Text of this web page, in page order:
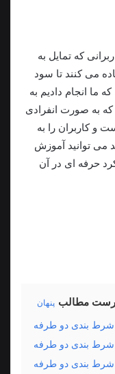
که تمایل به
می کنند تا سود
ما انجام دادیم به
که به صورت انفرادی
و کاربران را به
می توانید آموزش
حرفه‌ ای در آن
مطالب پنهان
شرط بندی دو طرفه
شرط بندی دو طرفه
شرط بندی دو طرفه